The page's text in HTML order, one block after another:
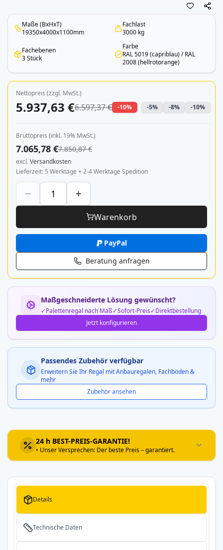
Maße (BxHxT)
19350x4000x1100mm
Fachlast
3000 kg
Fachebenen
3 Stück
Farbe
RAL 5019 (capriblau) / RAL
2008 (hellrotorange)
Nettopreis (zzgl. MwSt.)
5.937,63 €6.597,37 € -10% -5% -8% -10%
Bruttopreis (inkl. 19% MwSt.)
7.065,78 €7.850,87 €
excl.Versandkosten
Lieferzeit 5 Werktage + 2-4 Werktage Spedition
Warenkorb
PayPal
Beratung anfragen
Maßgeschneiderte Lösung gewünscht?
Palettenregal nach Maß Sofort-Preis
Direktbestellung
Jetzt konfigurieren
Passendes Zubehör verfügbar
Erweitern Sie Ihr Regal mit Anbauregalen, Fachböden &
mehr
Zubehör ansehen
24 h BEST-PREIS-GARANTIE!
• Unser Versprechen: Der beste Preis – garantiert.
Details
Technische Daten